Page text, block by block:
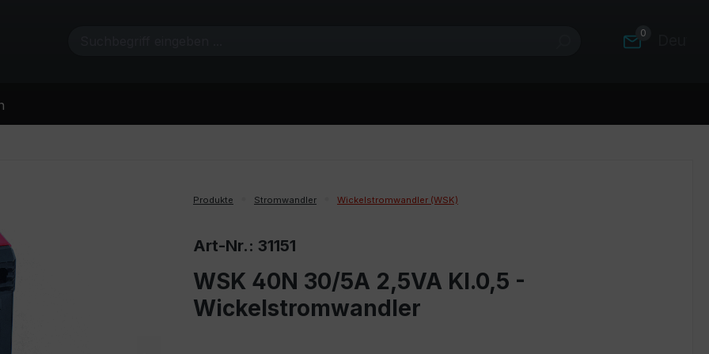
0
Produkte Stromwandler Wickelstromwandler (WSK)
Art-Nr.: 31151
WSK 40N 30/5A 2,5VA Kl.0,5 -
Wickelstromwandler